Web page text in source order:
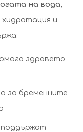
на вода,
хидратация и
здравето
за бременните
поддържат